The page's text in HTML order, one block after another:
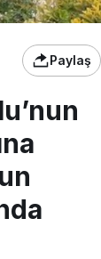
Paylaş